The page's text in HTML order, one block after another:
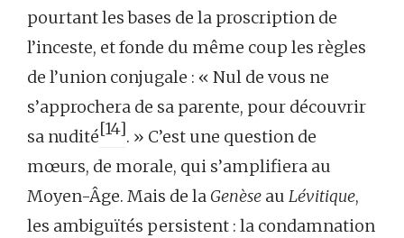
pourtant les bases de la proscription de
l’inceste, et fonde du même coup les règles
de l’union conjugale : « Nul de vous ne
s’approchera de sa parente, pour découvrir
sa nudité[14]. » C’est une question de
mœurs, de morale, qui s’amplifiera au
Moyen-Âge. Mais de la Genèse au Lévitique,
les ambiguïtés persistent : la condamnation